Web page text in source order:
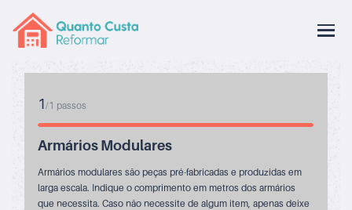
1/1 passos
Armários Modulares
Armários modulares são peças pré-fabricadas e produzidas em
larga escala. Indique o comprimento em metros dos armários
que necessita. Caso não necessite de algum item, apenas deixe